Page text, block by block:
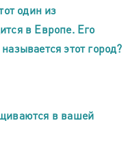
один из
в Европе. Его
этот город?
в вашей